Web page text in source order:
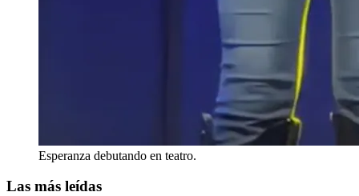
Esperanza debutando en teatro.
Las más leídas